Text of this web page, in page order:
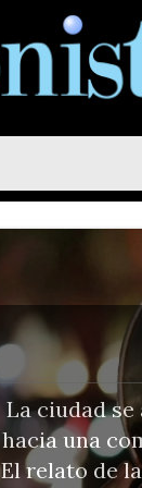
La ciudad
hacia una
El relato de